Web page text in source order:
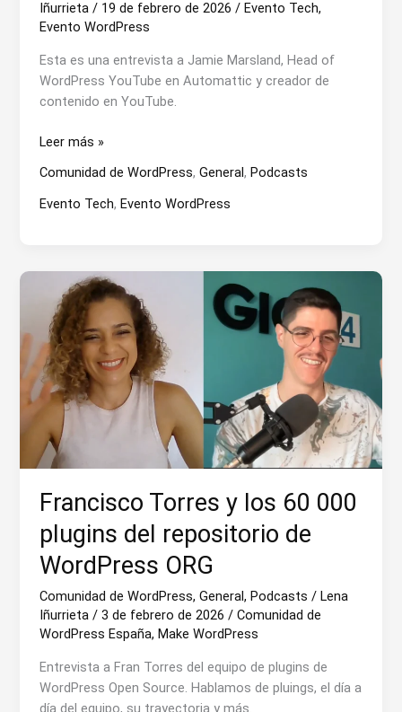
Iñurrieta/ 19 de febrero de 2026/Evento Tech,
Evento WordPress
Esta es una entrevista a Jamie Marsland, Head of
WordPress YouTube en Automattic y creador de
contenido en YouTube.
Jamie
Jefe
de
entrevista.
Leer más »
Comunidad de WordPress,General,Podcasts
Evento Tech,Evento WordPress
Francisco Torres y los 60 000
plugins del repositorio de
WordPress ORG
Comunidad de WordPress,General,Podcasts /Lena
Iñurrieta/3 de febrero de 2026/Comunidad de
WordPress España,Make WordPress
Entrevista a Fran Torres del equipo de plugins de
WordPress Open Source. Hablamos de pluings, el día a
día del equipo, su trayectoria y más.